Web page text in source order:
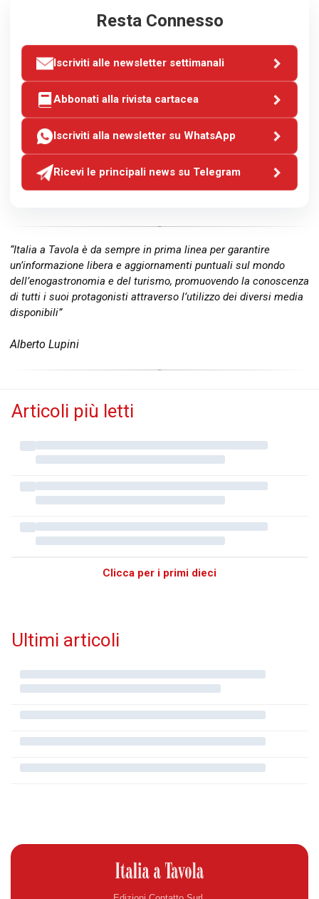
Resta Connesso
Iscriviti alle newsletter settimanali
Abbonati alla rivista cartacea
Iscriviti alla newsletter su WhatsApp
Ricevi le principali news su Telegram
“Italia a Tavola è da sempre in prima linea per garantire
un’informazione libera e aggiornamenti puntuali sul mondo
dell’enogastronomia e del turismo, promuovendo la conoscenza
di tutti i suoi protagonisti attraverso l’utilizzo dei diversi media
disponibili”
Alberto Lupini
Articoli più letti
Clicca per i primi dieci
Ultimi articoli